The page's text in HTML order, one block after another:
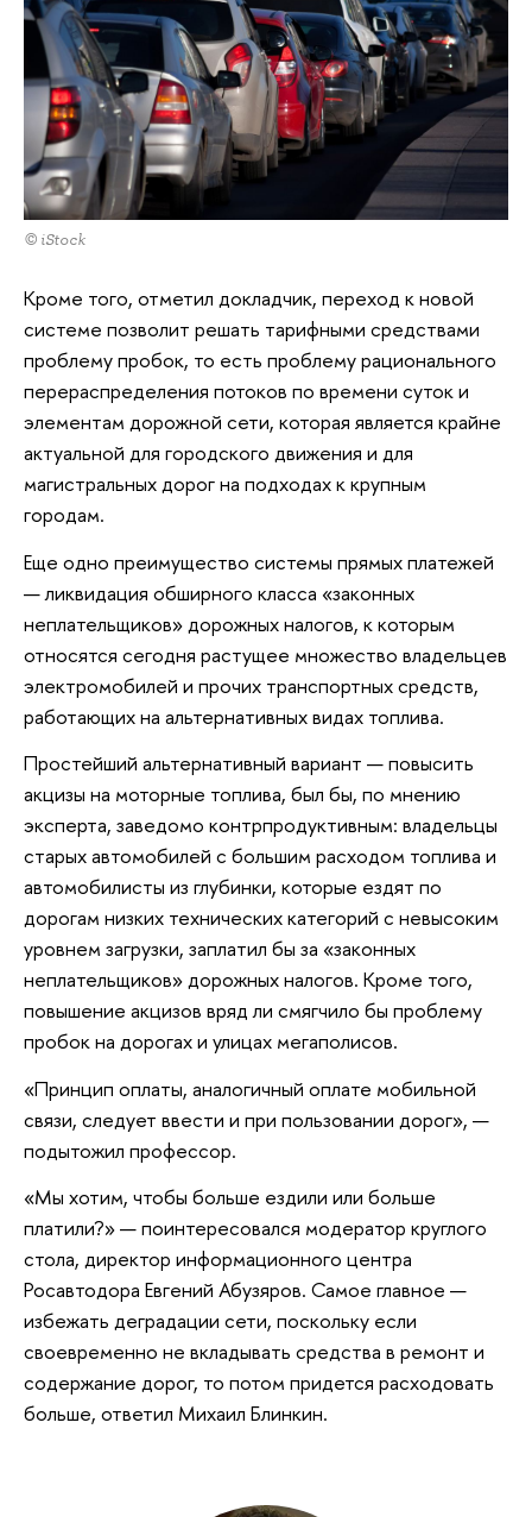
© iStock
Кроме того, отметил докладчик, переход к новой
системе позволит решать тарифными средствами
проблему пробок, то есть проблему рационального
перераспределения потоков по времени суток и
элементам дорожной сети, которая является крайне
актуальной для городского движения и для
магистральных дорог на подходах к крупным
городам.
Еще одно преимущество системы прямых платежей
— ликвидация обширного класса «законных
неплательщиков» дорожных налогов, к которым
относятся сегодня растущее множество владельцев
электромобилей и прочих транспортных средств,
работающих на альтернативных видах топлива.
Простейший альтернативный вариант — повысить
акцизы на моторные топлива, был бы, по мнению
эксперта, заведомо контрпродуктивным: владельцы
старых автомобилей с большим расходом топлива и
автомобилисты из глубинки, которые ездят по
дорогам низких технических категорий с невысоким
уровнем загрузки, заплатил бы за «законных
неплательщиков» дорожных налогов. Кроме того,
повышение акцизов вряд ли смягчило бы проблему
пробок на дорогах и улицах мегаполисов.
«Принцип оплаты, аналогичный оплате мобильной
связи, следует ввести и при пользовании дорог», —
подытожил профессор.
«Мы хотим, чтобы больше ездили или больше
платили?» — поинтересовался модератор круглого
стола, директор информационного центра
Росавтодора Евгений Абузяров. Самое главное —
избежать деградации сети, поскольку если
своевременно не вкладывать средства в ремонт и
содержание дорог, то потом придется расходовать
больше, ответил Михаил Блинкин.